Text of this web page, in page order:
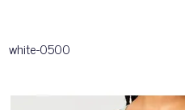
white-0500